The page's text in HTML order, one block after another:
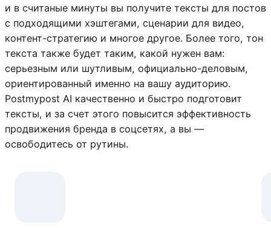
и в считаные минуты вы получите тексты для постов
с подходящими хэштегами, сценарии для видео,
контент-стратегию и многое другое. Более того, тон
текста также будет таким, какой нужен вам:
серьезным или шутливым, официально-деловым,
ориентированный именно на вашу аудиторию.
Postmypost AI качественно и быстро подготовит
тексты, и за счет этого повысится эффективность
продвижения бренда в соцсетях, а вы —
освободитесь от рутины.